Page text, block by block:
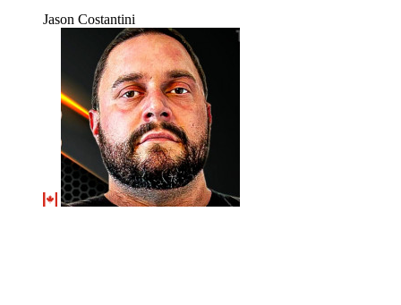
Jason Costantini